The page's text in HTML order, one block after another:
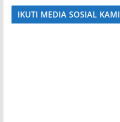
IKUTI MEDIA SOSIAL KAMI